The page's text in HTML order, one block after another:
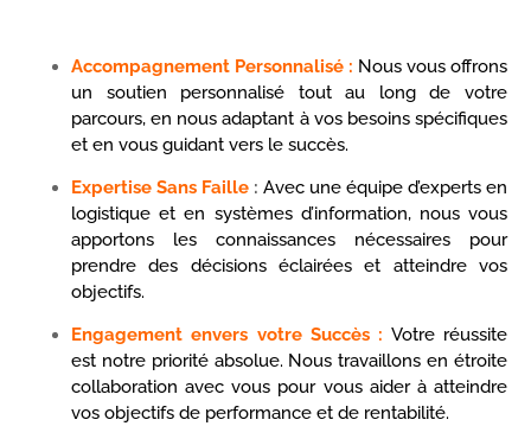
Accompagnement Personnalisé : Nous vous offrons
un soutien personnalisé tout au long de votre
parcours, en nous adaptant à vos besoins spécifiques
et en vous guidant vers le succès.
Expertise Sans Faille : Avec une équipe d’experts en
logistique et en systèmes d’information, nous vous
apportons les connaissances nécessaires pour
prendre des décisions éclairées et atteindre vos
objectifs.
Engagement envers votre Succès : Votre réussite
est notre priorité absolue. Nous travaillons en étroite
collaboration avec vous pour vous aider à atteindre
vos objectifs de performance et de rentabilité.